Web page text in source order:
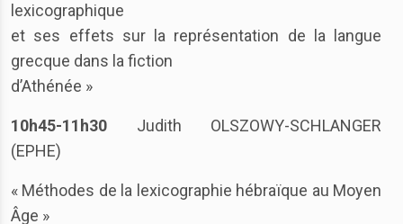
lexicographique
et ses effets sur la représentation de la langue
grecque dans la fiction
d’Athénée »
10h45-11h30 Judith OLSZOWY-SCHLANGER
(EPHE)
« Méthodes de la lexicographie hébraïque au Moyen
Âge »